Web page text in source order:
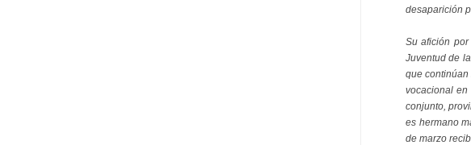
desaparición
Su afición
Juventud de
que continúan
vocacional
conjunto,
es hermano
de marzo